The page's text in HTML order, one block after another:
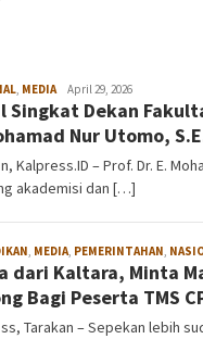
MEDIA admin
April 29, 2026
Singkat Dekan
Nur Utomo,
Kalpress.ID – Prof. Dr. E.
akademisi dan […]
MEDIA PEMERINTAHAN
dari Kaltara, Minta
Bagi Peserta TMS
Tarakan – Sepekan lebih